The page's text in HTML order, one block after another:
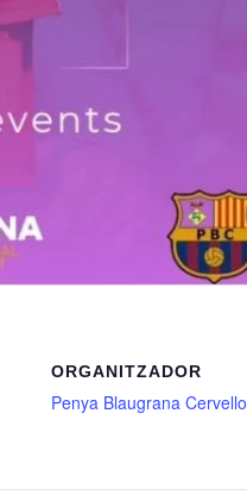
ORGANITZADOR
Penya Blaugrana Cervello